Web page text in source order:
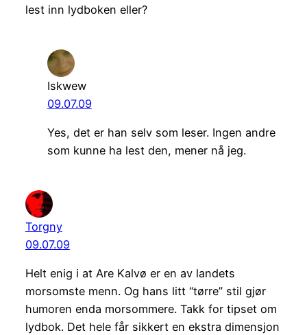
lest inn lydboken eller?
Iskwew
09.07.09
Yes, det er han selv som leser. Ingen andre
som kunne ha lest den, mener nå jeg.
Torgny
09.07.09
Helt enig i at Are Kalvø er en av landets
morsomste menn. Og hans litt “tørre” stil gjør
humoren enda morsommere. Takk for tipset om
lydbok. Det hele får sikkert en ekstra dimensjon